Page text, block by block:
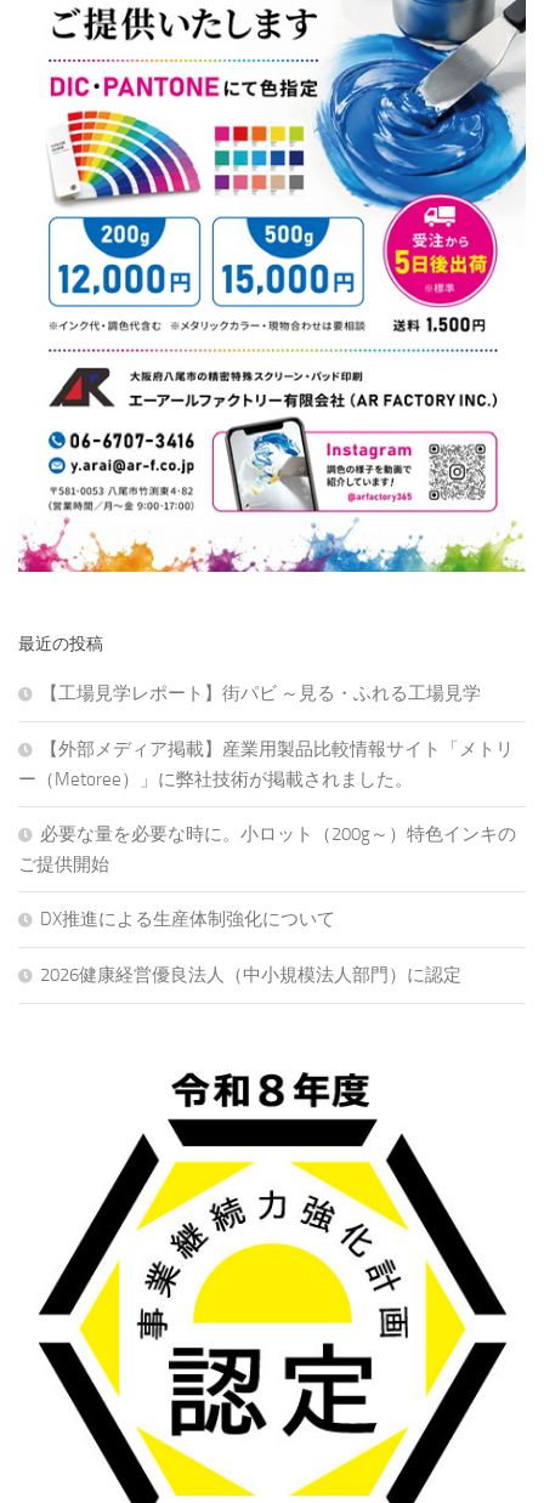
最近の投稿
【工場見学レポート】街パビ ～見る・ふれる工場見学
【外部メディア掲載】産業用製品比較情報サイト「メトリ
ー（Metoree）」に弊社技術が掲載されました。
必要な量を必要な時に。小ロット（200g～）特色インキの
ご提供開始
DX推進による生産体制強化について
2026健康経営優良法人（中小規模法人部門）に認定